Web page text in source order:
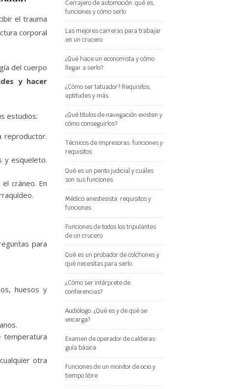
el trauma
corporal
del cuerpo
y hacer
estudios:
reproductor.
y esqueleto.
cráneo. En
para
huesos y
temperatura
otra
Cerrajero de automoción: qué es,
funciones y cómo serlo
Las mejores carreras para trabajar
en un crucero
¿Qué hace un economista y cómo
llegar a serlo?
¿Cómo ser tatuador? Requisitos,
aptitudes y más
¿Qué títulos de navegación existen y
cómo conseguirlos?
Técnicos de impresoras: funciones y
requisitos
Qué es un perito judicial y cuáles
son sus funciones
Médico anestesista: requisitos y
funciones
Funciones de todos los tripulantes
de un crucero
Qué es un probador de colchones y
qué necesitas para serlo
¿Cómo ser intérprete de
conferencias?
Audiólogo: ¿Qué es y de qué se
encarga?
Examen de operador de calderas:
guía básica
Funciones de un monitor de ocio y
tiempo libre